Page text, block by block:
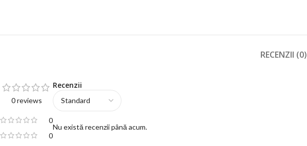
RECENZII (0)
0 reviews
0
0
Recenzii
Nu există recenzii până acum.